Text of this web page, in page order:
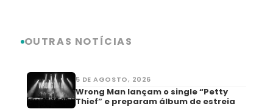
OUTRAS NOTÍCIAS
5 DE AGOSTO, 2026
Wrong Man lançam o single “Petty
Thief” e preparam álbum de estreia